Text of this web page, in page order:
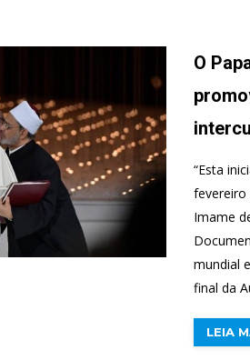
O
“Esta
fevereiro
Imame
mundial
final da
LEIA